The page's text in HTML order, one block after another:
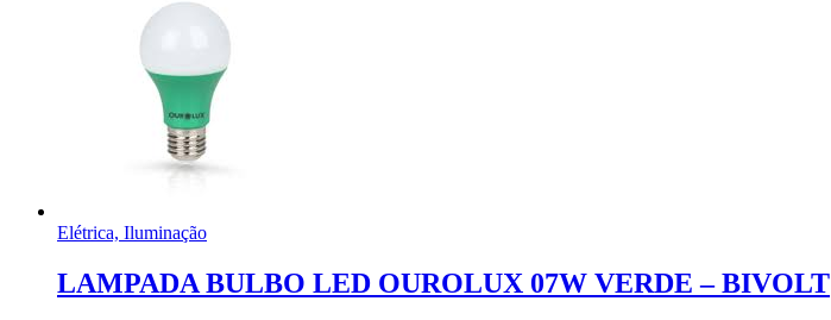
Elétrica, Iluminação
LAMPADA BULBO LED OUROLUX 07W VERDE – BIVOLT